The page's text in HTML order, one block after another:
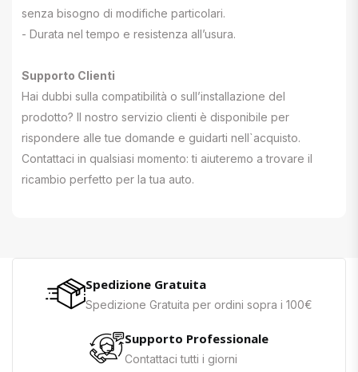
senza bisogno di modifiche particolari.
- Durata nel tempo e resistenza all’usura.
Supporto Clienti
Hai dubbi sulla compatibilità o sull’installazione del
prodotto? Il nostro servizio clienti è disponibile per
rispondere alle tue domande e guidarti nell`acquisto.
Contattaci in qualsiasi momento: ti aiuteremo a trovare il
ricambio perfetto per la tua auto.
Spedizione Gratuita
Spedizione Gratuita per ordini sopra i 100€
Supporto Professionale
Contattaci tutti i giorni